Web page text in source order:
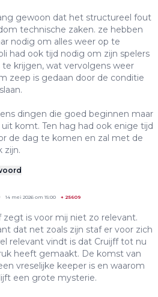
gewoon dat het structureel fout
technische zaken. ze hebben
nodig om alles weer op te
had ook tijd nodig om zijn spelers
krijgen, wat vervolgens weer
zeep is gedaan door de conditie
dingen die goed beginnen maar
komt. Ten hag had ook enige tijd
de dag te komen en zal met de
zijn.
14 mei 2026 om 15:00 + 25609
zegt is voor mij niet zo relevant.
dat net zoals zijn staf er voor zich
relevant vindt is dat Cruijff tot nu
heeft gemaakt. De komst van
vreselijke keeper is en waarom
een grote mysterie.